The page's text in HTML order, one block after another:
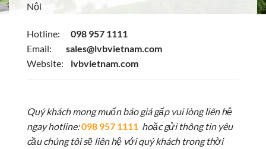
Nội
Hotline:
098 957 1111
Email:
sales@lvbvietnam.com
Website:
lvbvietnam.com
Quý khách mong muốn báo giá gấp vui lòng liên hệ
ngay hotline:098 957 1111 hoặc gửi thông tin yêu
cầu chúng tôi sẽ liên hệ với quý khách trong thời